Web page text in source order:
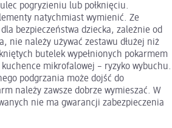
pogryzieniu lub połknięciu.
natychmiast wymienić. Ze
bezpieczeństwa dziecka, zależnie od
nie należy używać zestawu dłużej niż
butelek wypełnionych pokarmem
mikrofalowej – ryzyko wybuchu.
podgrzania może dojść do
należy zawsze dobrze wymieszać. W
nie ma gwarancji zabezpieczenia